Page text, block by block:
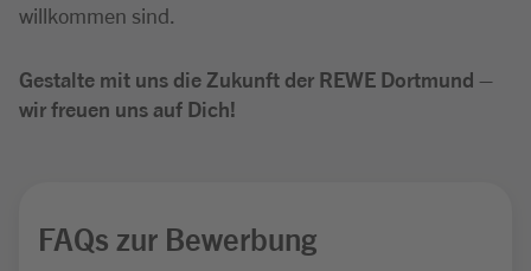
willkommen sind.
Gestalte mit uns die Zukunft der REWE Dortmund –
wir freuen uns auf Dich!
FAQs zur Bewerbung